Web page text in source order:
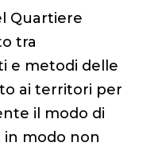
Quartiere
tra
e metodi delle
ai territori per
il modo di
in modo non